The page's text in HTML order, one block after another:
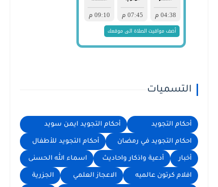
التسميات
أحكام التجويد أحكام التجويد ايمن سويد
احكام التجويد في رمضان أحكام التجويد للأطفال
أخبار أدعية واذكار واحاديث اسماء الله الحسنى
افلام كرتون عالميه الاعجاز العلمي الجزرية